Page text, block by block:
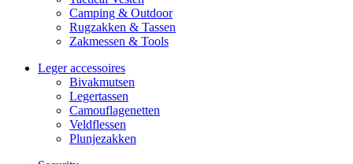
Camping & Outdoor
Rugzakken & Tassen
Zakmessen & Tools
Leger accessoires
Bivakmutsen
Legertassen
Camouflage­­netten
Veldflessen
Plunjezakken